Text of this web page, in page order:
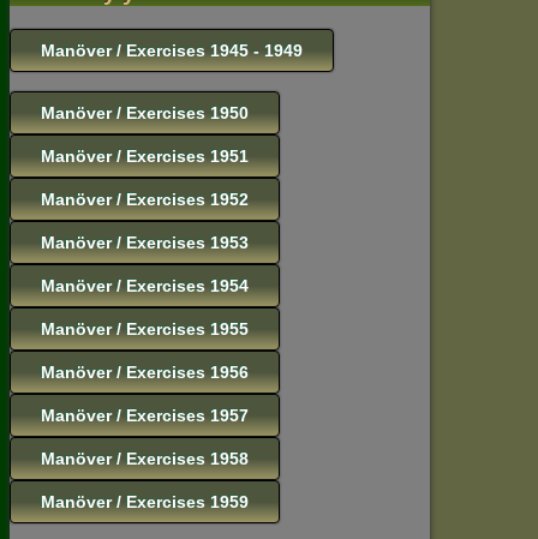
Manöver / Exercises 1945 - 1949
Manöver / Exercises 1950
Manöver / Exercises 1951
Manöver / Exercises 1952
Manöver / Exercises 1953
Manöver / Exercises 1954
Manöver / Exercises 1955
Manöver / Exercises 1956
Manöver / Exercises 1957
Manöver / Exercises 1958
Manöver / Exercises 1959